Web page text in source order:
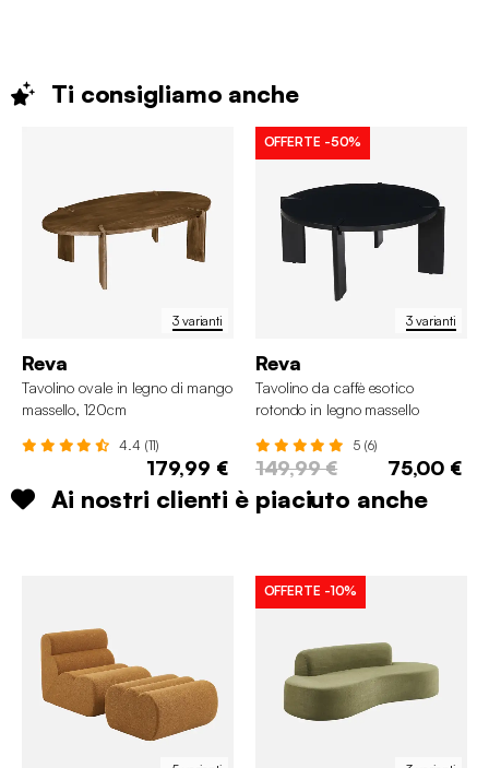
Ti consigliamo anche
3 varianti
Reva
Tavolino ovale in legno di mango
massello, 120cm
4.4 (11)
179,99 €
3 varianti
OFFERTE -50%
Reva
Tavolino da caffè esotico
rotondo in legno massello
5 (6)
149,99 € 75,00 €
Ai nostri clienti è piaciuto anche
OFFERTE -10%